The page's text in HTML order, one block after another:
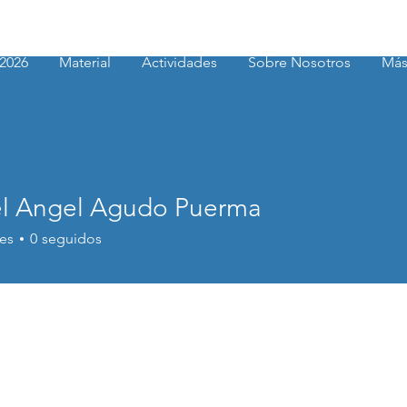
Material Actividades Sobre Nosotros Más
Agudo Puerma
Angel Agudo Puerma
0 seguidos